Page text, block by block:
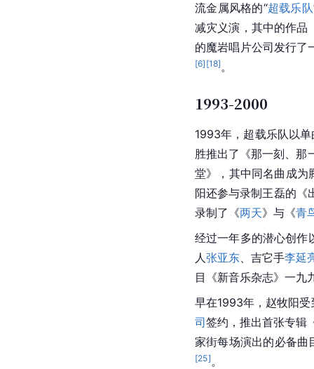
流金属风格的“超载乐队
减灾义演，其中的作品
的魔岩唱片公司发行了
[6] [18] 。
1993-2000
1993年，超载乐队以
胜推出了《那一刻、那
堂》，其中同名曲成为
阳还参与录制王磊的《
录制了《两天》与《青
经过一年多的潜心创作
人 张亚东 、吉它手李延
目《新音乐杂志》一九
早在1993年，赵牧阳受
司签约，推出首张专辑
家街每场演出的必备
[25] 。